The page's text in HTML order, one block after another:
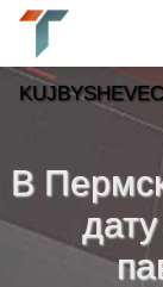
В
Новости»
Тренды
Рубрики»